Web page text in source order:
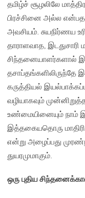
தமிழ்ச் சூழலிலே
பிரச்சினை அல்ல
அவசியம். சுயநிர்ணய
தாராளவாத, இடதுசாரி
சிந்தனையாளர்களால்
தசாப்தங்களிலிருந்தே
கருத்தியல்
வழியாகவும்
உண்மையினையும் நாம்
இத்தகையதொரு
என்று அழைப்பது
துயரமுமாகும்.
ஒரு புதிய